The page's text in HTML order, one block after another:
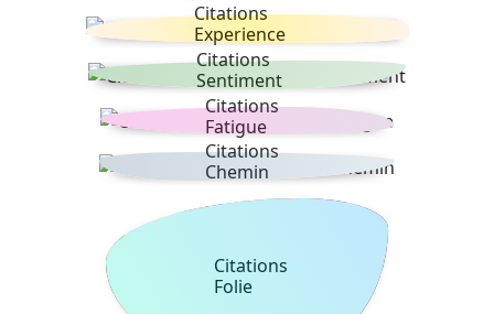
Citations
Experience
Citations
Sentiment
Citations
Fatigue
Citations
Chemin
Citations
Folie